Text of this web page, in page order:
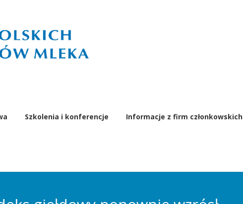
Szkolenia i konferencje Informacje z firm członkowskich